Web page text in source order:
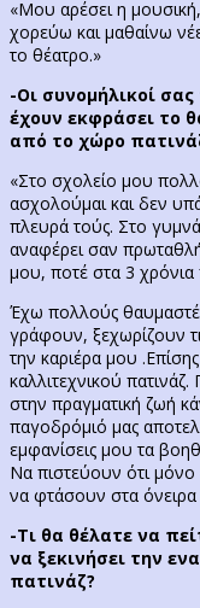
«Μου αρέσει η
χορεύω και μαθαίνω
το θέατρο.»
-Οι συνομήλικοί
έχουν εκφράσει το
από το χώρο
«Στο σχολείο μου
ασχολούμαι και δεν
πλευρά τούς. Στο
αναφέρει σαν
μου, ποτέ στα 3 χρόνια
Έχω πολλούς
γράφουν, ξεχωρίζουν
την καριέρα μου
καλλιτεχνικού
στην πραγματική ζωή
παγοδρόμιό μας
εμφανίσεις μου τα
Να πιστεύουν ότι
να φτάσουν στα όνειρα
-Τι θα θέλατε να
να ξεκινήσει την
πατινάζ?